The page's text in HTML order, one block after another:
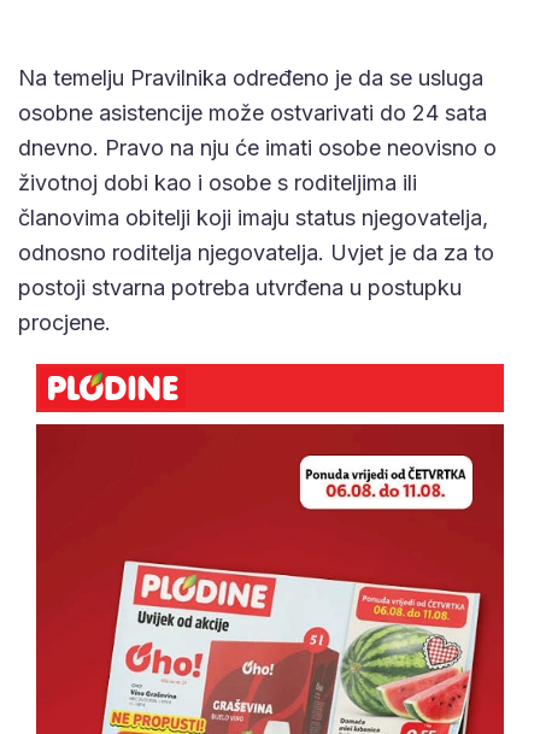
Na temelju Pravilnika određeno je da se usluga
osobne asistencije može ostvarivati do 24 sata
dnevno. Pravo na nju će imati osobe neovisno o
životnoj dobi kao i osobe s roditeljima ili
članovima obitelji koji imaju status njegovatelja,
odnosno roditelja njegovatelja. Uvjet je da za to
postoji stvarna potreba utvrđena u postupku
procjene.